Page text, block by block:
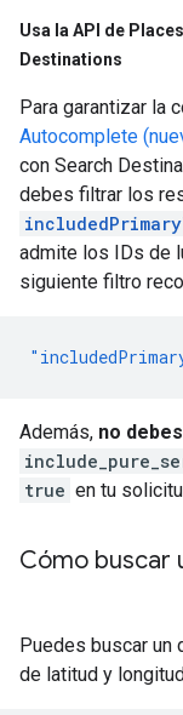
Usa la API de
Destinations
Para garantizar la
Autocomplete
con Search
debes filtrar los
admite los IDs de
siguiente filtro
Además, no debes
true en tu
Cómo buscar
Puedes buscar un
de latitud y